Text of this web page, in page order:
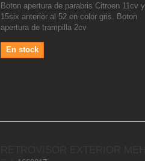
Boton apertura de parabris Citroen 11cv y
15six anterior al 52 en color gris. Boton
apertura de trampilla 2cv
En stock